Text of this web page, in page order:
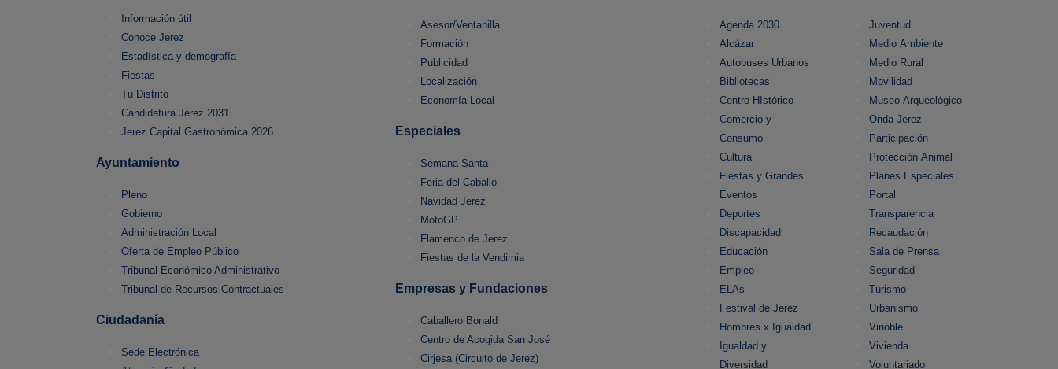
Información útil
Conoce Jerez
Estadística y demografía
Fiestas
Tu Distrito
Candidatura Jerez 2031
Jerez Capital Gastronómica 2026
Ayuntamiento
Pleno
Gobierno
Administración Local
Oferta de Empleo Público
Tribunal Económico Administrativo
Tribunal de Recursos Contractuales
Ciudadanía
Sede Electrónica
Asesor/Ventanilla
Formación
Publicidad
Localización
Economía Local
Especiales
Semana Santa
Feria del Caballo
Navidad Jerez
MotoGP
Flamenco de Jerez
Fiestas de la Vendimia
Empresas y Fundaciones
Caballero Bonald
Centro de Acogida San José
Cirjesa (Circuito de Jerez)
Agenda 2030
Alcázar
Autobuses Urbanos
Bibliotecas
Centro HIstórico
Comercio y
Consumo
Cultura
Fiestas y Grandes
Eventos
Deportes
Discapacidad
Educación
Empleo
ELAs
Festival de Jerez
Hombres x Igualdad
Igualdad y
Diversidad
Juventud
Medio Ambiente
Medio Rural
Movilidad
Museo Arqueológico
Onda Jerez
Participación
Protección Animal
Planes Especiales
Portal
Transparencia
Recaudación
Sala de Prensa
Seguridad
Turismo
Urbanismo
Vinoble
Vivienda
Voluntariado